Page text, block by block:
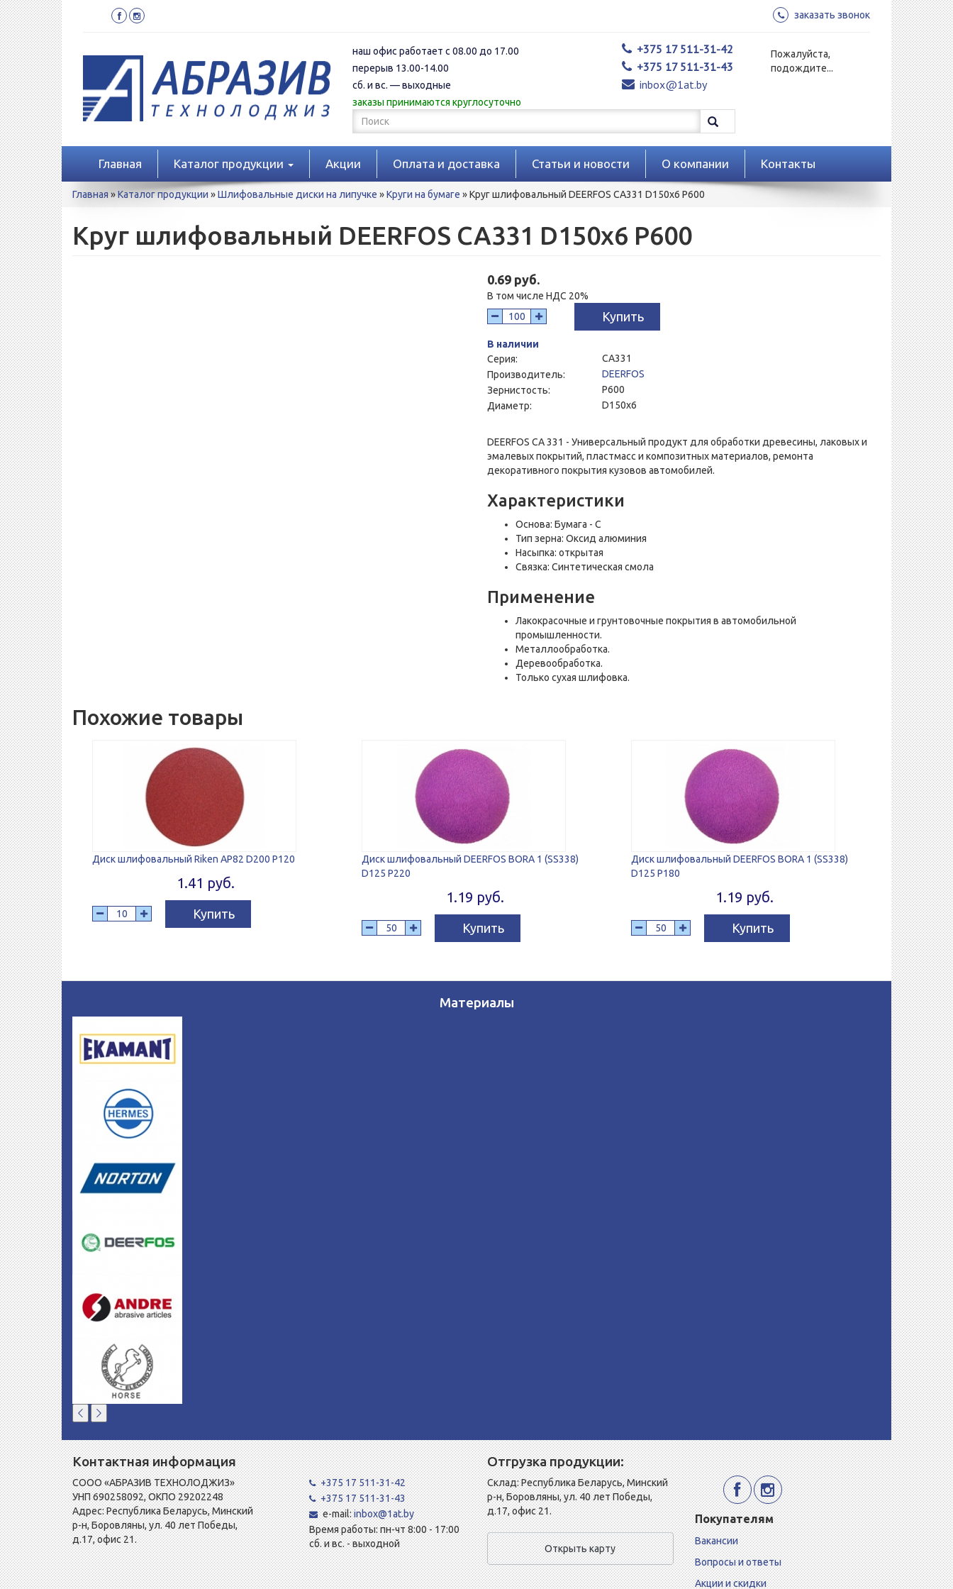
Перейти
к
основному
содержанию
заказать звонок
наш офис работает с 08.00 до 17.00
перерыв 13.00-14.00
сб. и вс. — выходные
заказы принимаются круглосуточно
+375 17 511-31-42
+375 17 511-31-43
inbox@1at.by
Пожалуйста,
подождите...
Форма
поиска
Поиск
Главная Каталог продукции Акции Оплата и доставка Статьи и новости О компании Контакты
Вы
Главная »Каталог продукции »Шлифовальные диски на липучке »Круги на бумаге »Круг шлифовальный DEERFOS CA331 D150x6 P600
Круг шлифовальный DEERFOS CA331 D150x6 P600
0.69 руб.
В том числе НДС 20%
Купить
В наличии
Серия:
CA331
Производитель:
DEERFOS
Зернистость:
P600
Диаметр:
D150x6
DEERFOS СА 331 - Универсальный продукт для обработки древесины, лаковых и
эмалевых покрытий, пластмасс и композитных материалов, ремонта
декоративного покрытия кузовов автомобилей.
Характеристики
Основа: Бумага - C
Тип зерна: Оксид алюминия
Насыпка: открытая
Связка: Синтетическая смола
Применение
Лакокрасочные и грунтовочные покрытия в автомобильной
промышленности.
Металлообработка.
Деревообработка.
Только сухая шлифовка.
Похожие товары
Диск шлифовальный Riken AP82 D200 P120
1.41 руб.
Купить
Диск шлифовальный DEERFOS BORA 1 (SS338)
D125 P220
1.19 руб.
Купить
Диск шлифовальный DEERFOS BORA 1 (SS338)
D125 P180
1.19 руб.
Купить
Материалы
Контактная информация
СООО «АБРАЗИВ ТЕХНОЛОДЖИЗ»
УНП 690258092, ОКПО 29202248
Адрес: Республика Беларусь, Минский
р-н, Боровляны, ул. 40 лет Победы,
д.17, офис 21.
+375 17 511-31-42
+375 17 511-31-43
e-mail:inbox@1at.by
Время работы: пн-чт 8:00 - 17:00
сб. и вс. - выходной
Отгрузка продукции:
Склад: Республика Беларусь, Минский
р-н, Боровляны, ул. 40 лет Победы,
д.17, офис 21.
Открыть карту
Покупателям
Вакансии
Вопросы и ответы
Акции и скидки